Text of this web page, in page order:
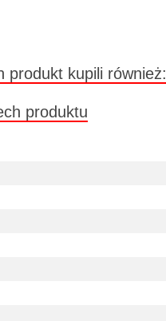
produkt kupili również:
produktu